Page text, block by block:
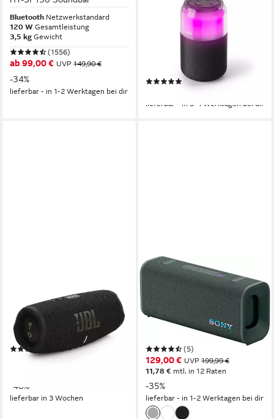
Bluetooth Netzwerkstandard
120 W Gesamtleistung
3,5 kg Gewicht
(1556)
ab 99,00 € UVP 149,90 €
-34%
lieferbar - in 1-2 Werktagen bei dir
LED-Licht und True Wireless
Bluetooth-Lautsprecher
Netzwerkstandard
Gesamtleistung
Max. Akkulaufzeit
(3)
lieferbar - in 3-4 Werktagen bei dir
Lautsprecher
WLAN (WiFi) Netzwerkstandard
30 W Gesamtleistung
1 kg
Gewicht
128,52 € UVP
-48%
lieferbar in 3 Wochen
SONY
ULT Field 3 Bluetooth-
Lautsprecher
Bluetooth Netzwerkstandard
Gesamtleistung
Max. Akkulaufzeit
(5)
129,00 € UVP 199,99 €
11,78 € mtl. in 12 Raten
-35%
lieferbar - in 1-2 Werktagen bei dir